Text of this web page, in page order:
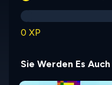
0 XP
Sie Werden Es